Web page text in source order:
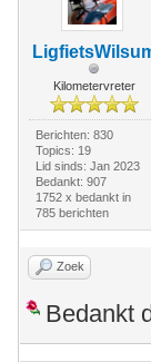
Kilometervreter
Berichten: 830
Topics: 19
Lid sinds: Jan 2023
Bedankt: 907
1752 x bedankt in
785 berichten
Zoek
Bedankt